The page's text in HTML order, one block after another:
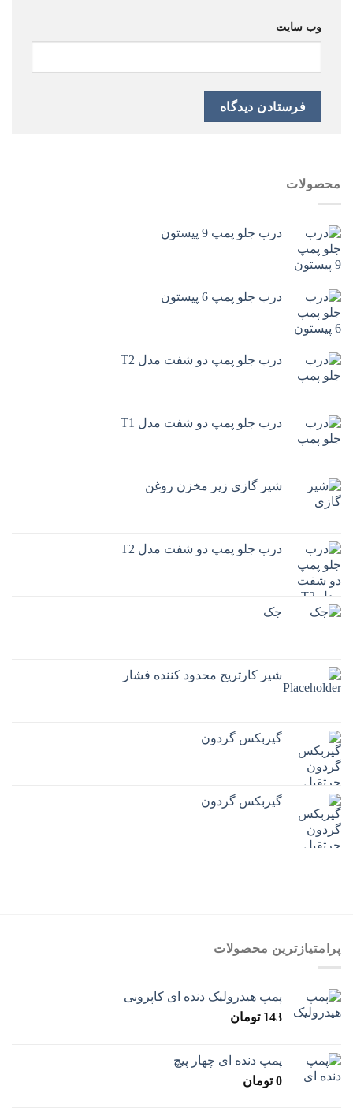
وب‌ سایت
محصولات
درب جلو پمپ 9 پیستون
درب جلو پمپ 6 پیستون
درب جلو پمپ دو شفت مدل T2
درب جلو پمپ دو شفت مدل T1
شیر گازی زیر مخزن روغن
درب جلو پمپ دو شفت مدل T2
جک
شیر کارتریج محدود کننده فشار
گیربکس گردون
گیربکس گردون
پرامتیازترین محصولات
پمپ هیدرولیک دنده ای کاپرونی
143 تومان
پمپ دنده ای چهار پیچ
0 تومان